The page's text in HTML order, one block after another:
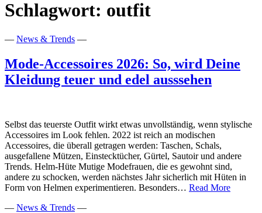
Schlagwort: outfit
— News & Trends —
Mode-Accessoires 2026: So, wird Deine
Kleidung teuer und edel ausssehen
Selbst das teuerste Outfit wirkt etwas unvollständig, wenn stylische
Accessoires im Look fehlen. 2022 ist reich an modischen
Accessoires, die überall getragen werden: Taschen, Schals,
ausgefallene Mützen, Einstecktücher, Gürtel, Sautoir und andere
Trends. Helm-Hüte Mutige Modefrauen, die es gewohnt sind,
andere zu schocken, werden nächstes Jahr sicherlich mit Hüten in
Form von Helmen experimentieren. Besonders… Read MoreMode-
— News & Trends —